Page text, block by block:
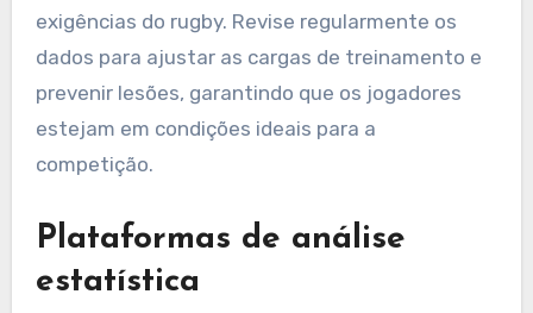
exigências do rugby. Revise regularmente os
dados para ajustar as cargas de treinamento e
prevenir lesões, garantindo que os jogadores
estejam em condições ideais para a
competição.
Plataformas de análise
estatística